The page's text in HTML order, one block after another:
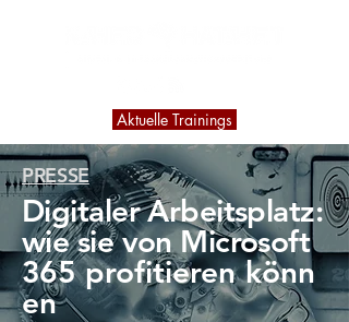
Aktuelle Trainings
PRESSE
Digitaler Arbeitsplatz:
wie sie von Microsoft
365 profitieren könn
en